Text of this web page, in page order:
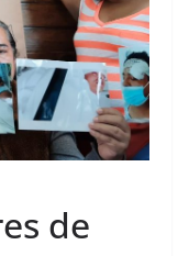
de